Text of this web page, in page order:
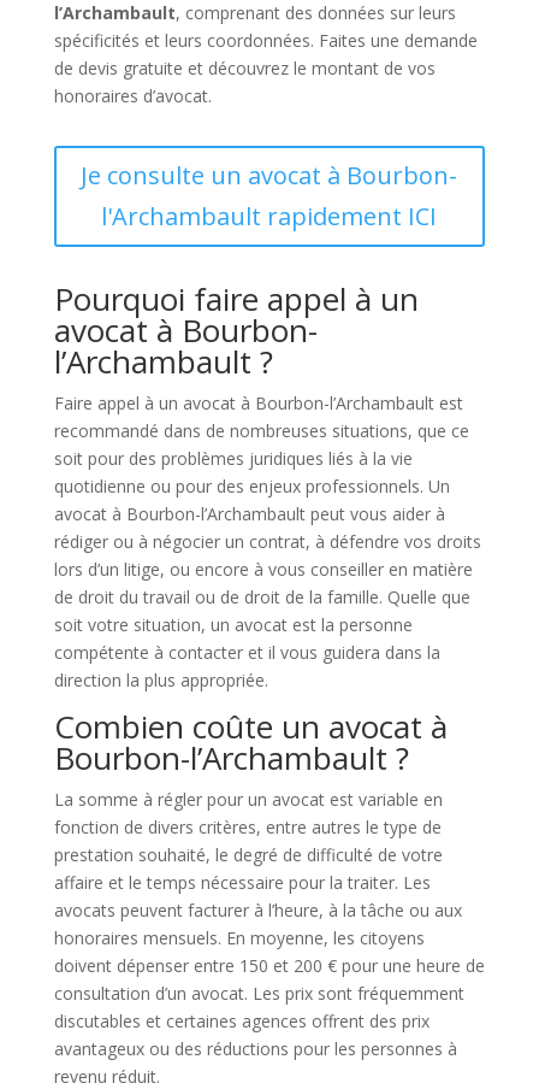
l’Archambault, comprenant des données sur leurs
spécificités et leurs coordonnées. Faites une demande
de devis gratuite et découvrez le montant de vos
honoraires d’avocat.
Je consulte un avocat à Bourbon-
l'Archambault rapidement ICI
Pourquoi faire appel à un
avocat à Bourbon-
l’Archambault ?
Faire appel à un avocat à Bourbon-l’Archambault est
recommandé dans de nombreuses situations, que ce
soit pour des problèmes juridiques liés à la vie
quotidienne ou pour des enjeux professionnels. Un
avocat à Bourbon-l’Archambault peut vous aider à
rédiger ou à négocier un contrat, à défendre vos droits
lors d’un litige, ou encore à vous conseiller en matière
de droit du travail ou de droit de la famille. Quelle que
soit votre situation, un avocat est la personne
compétente à contacter et il vous guidera dans la
direction la plus appropriée.
Combien coûte un avocat à
Bourbon-l’Archambault ?
La somme à régler pour un avocat est variable en
fonction de divers critères, entre autres le type de
prestation souhaité, le degré de difficulté de votre
affaire et le temps nécessaire pour la traiter. Les
avocats peuvent facturer à l’heure, à la tâche ou aux
honoraires mensuels. En moyenne, les citoyens
doivent dépenser entre 150 et 200 € pour une heure de
consultation d’un avocat. Les prix sont fréquemment
discutables et certaines agences offrent des prix
avantageux ou des réductions pour les personnes à
revenu réduit.